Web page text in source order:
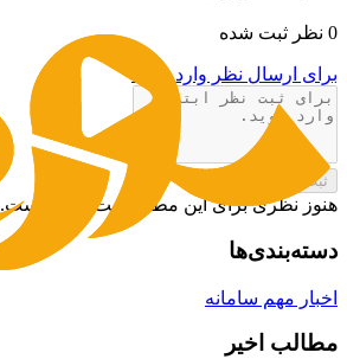
0 نظر ثبت شده
برای ارسال نظر وارد شوید
ثبت نظر
هنوز نظری برای این مطلب ثبت نشده است.
دسته‌بندی‌ها
اخبار مهم سامانه
مطالب اخیر